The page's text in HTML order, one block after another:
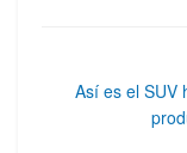
Así es el SUV